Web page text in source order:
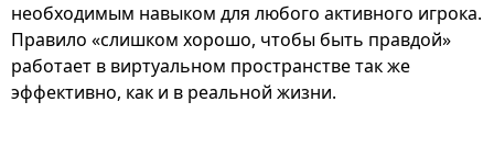
необходимым навыком для любого активного игрока.
Правило «слишком хорошо, чтобы быть правдой»
работает в виртуальном пространстве так же
эффективно, как и в реальной жизни.